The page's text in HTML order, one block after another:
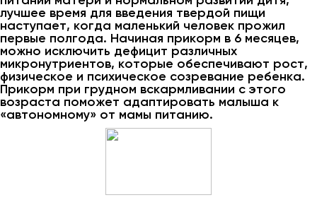
лучшее время для введения твердой пищи
наступает, когда маленький человек прожил
первые полгода. Начиная прикорм в 6 месяцев,
можно исключить дефицит различных
микронутриентов, которые обеспечивают рост,
физическое и психическое созревание ребенка.
Прикорм при грудном вскармливании с этого
возраста поможет адаптировать малыша к
«автономному» от мамы питанию.